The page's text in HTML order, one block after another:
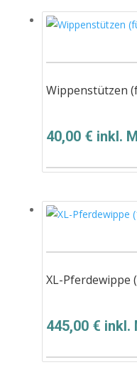
Wippenstützen
40,00 € inkl.
XL-Pferdewippe
445,00 € inkl.